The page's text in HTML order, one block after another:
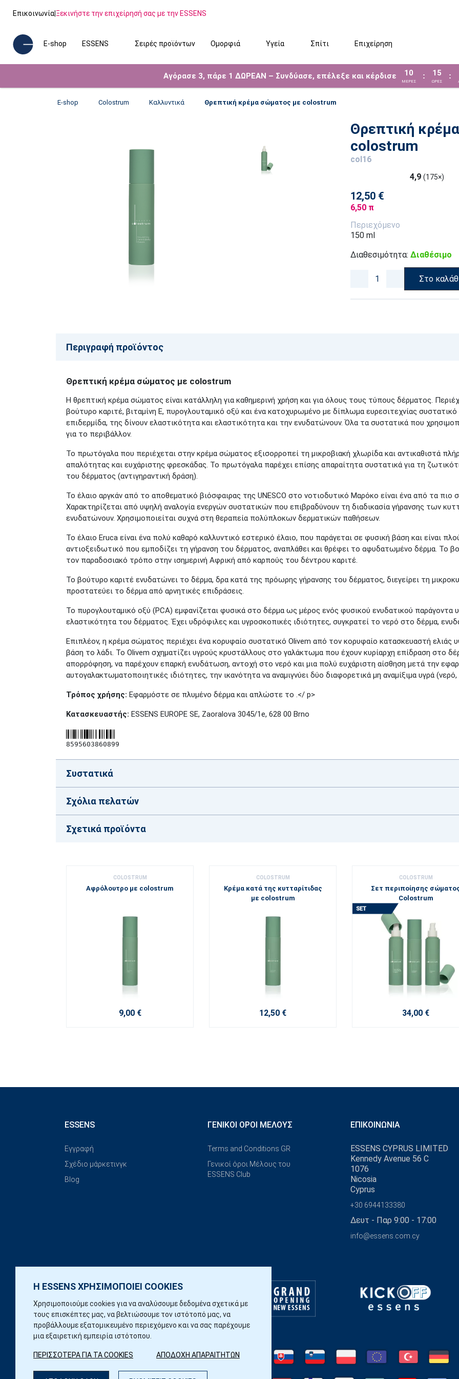
Επικοινωνία|Ξεκινήστε την επιχείρησή σας με την ESSENS
E-shop ESSENS Σειρές προϊόντων Ομορφιά Υγεία Σπίτι Επιχείρηση
Αγόρασε 3, πάρε 1 ΔΩΡΕΑΝ – Συνδύασε, επέλεξε και κέρδισε 10
ΜΈΡΕΣ
: 15
ΩΡΕΣ
:
E-shop Colostrum Καλλυντικά Θρεπτική κρέμα σώματος με colostrum
Θρεπτική
colostrum
col16
4,9 (175×)
12,50 €
6,50 π
Περιεχόμενο
150 ml
Διαθεσιμότητα: Διαθέσιμο
Στο
Περιγραφή προϊόντος
Θρεπτική κρέμα σώματος με colostrum
Η θρεπτική κρέμα σώματος είναι κατάλληλη για καθημερινή χρήση και για όλους τους τύπους δέρματος.
βούτυρο καριτέ, βιταμίνη Ε, πυρογλουταμικό οξύ και ένα κατοχυρωμένο με δίπλωμα ευρεσιτεχνίας
επιδερμίδα, της δίνουν ελαστικότητα και ελαστικότητα και την ενυδατώνουν. Όλα τα συστατικά που
για το περιβάλλον.
Το πρωτόγαλα που περιέχεται στην κρέμα σώματος εξισορροπεί τη μικροβιακή χλωρίδα και αντικαθιστά
απαλότητας και ευχάριστης φρεσκάδας. Το πρωτόγαλα παρέχει επίσης απαραίτητα συστατικά για τη
του δέρματος (αντιγηραντική δράση).
Το έλαιο αργκάν από το αποθεματικό βιόσφαιρας της UNESCO στο νοτιοδυτικό Μαρόκο είναι ένα από τα πιο
Χαρακτηρίζεται από υψηλή αναλογία ενεργών συστατικών που επιβραδύνουν τη διαδικασία γήρανσης των
ενυδατώνουν. Χρησιμοποιείται συχνά στη θεραπεία πολύπλοκων δερματικών παθήσεων.
Το έλαιο Eruca είναι ένα πολύ καθαρό καλλυντικό εστερικό έλαιο, που παράγεται σε φυσική βάση και είναι
αντιοξειδωτικό που εμποδίζει τη γήρανση του δέρματος, αναπλάθει και θρέφει το αφυδατωμένο δέρμα. Το
τον παραδοσιακό τρόπο στην ισημερινή Αφρική από καρπούς του δέντρου καριτέ.
Το βούτυρο καριτέ ενυδατώνει το δέρμα, δρα κατά της πρόωρης γήρανσης του δέρματος, διεγείρει τη
προστατεύει το δέρμα από αρνητικές επιδράσεις.
Το πυρογλουταμικό οξύ (PCA) εμφανίζεται φυσικά στο δέρμα ως μέρος ενός φυσικού ενυδατικού
ελαστικότητα του δέρματος. Έχει υδρόφιλες και υγροσκοπικές ιδιότητες, συγκρατεί το νερό στο δέρμα,
Επιπλέον, η κρέμα σώματος περιέχει ένα κορυφαίο συστατικό Olivem από τον κορυφαίο κατασκευαστή
βάση το λάδι. Το Olivem σχηματίζει υγρούς κρυστάλλους στο γαλάκτωμα που έχουν κυρίαρχη επίδραση στο
απορρόφηση, να παρέχουν επαρκή ενυδάτωση, αντοχή στο νερό και μια πολύ ευχάριστη αίσθηση μετά την
αυτογαλακτωματοποιητικές ιδιότητες, την ικανότητα να αναμιγνύει δύο διαφορετικά μη αναμίξιμα υγρά (νερό,
Τρόπος χρήσης: Εφαρμόστε σε πλυμένο δέρμα και απλώστε το .</ p>
Κατασκευαστής: ESSENS EUROPE SE, Zaoralova 3045/1e, 628 00 Brno
8595603860899
Συστατικά
Σχόλια πελατών
Σχετικά προϊόντα
COLOSTRUM
Αφρόλουτρο με colostrum
9,00 €
COLOSTRUM
Κρέμα κατά της κυτταρίτιδας
με colostrum
12,50 €
COLOSTRUM
Σετ περιποίησης
Colostrum
34,00 €
Η ESSENS ΧΡΗΣΙΜΟΠΟΙΕΙ COOKIES
Χρησιμοποιούμε cookies για να αναλύσουμε δεδομένα σχετικά με
τους επισκέπτες μας, να βελτιώσουμε τον ιστότοπό μας, να
προβάλλουμε εξατομικευμένο περιεχόμενο και να σας παρέχουμε
μια εξαιρετική εμπειρία ιστότοπου.
ΠΕΡΙΣΣΟΤΕΡΑ ΓΙΑ ΤΑ COOKIES ΑΠΟΔΟΧΗ ΑΠΑΡΑΙΤΗΤΩΝ
ESSENS
Εγγραφή
Σχέδιο μάρκετινγκ
Blog
ΓΕΝΙΚΟΊ ΌΡΟΙ ΜΈΛΟΥΣ
Terms and Conditions GR
Γενικοί όροι Μέλους του
ESSENS Club
ΕΠΙΚΟΙΝΩΝΊΑ
ESSENS CYPRUS LIMITED
Kennedy Avenue 56 C
1076
Nicosia
Cyprus
+30 6944133380
Δευτ - Παρ 9:00 - 17:00
info@essens.com.cy